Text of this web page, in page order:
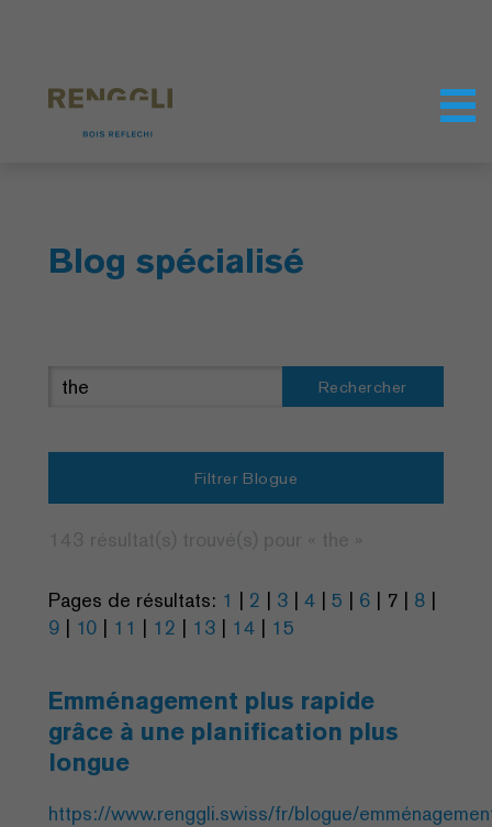
Blog spécialisé
Rechercher
Filtrer Blogue
Pages de résultats: 1 | 2 | 3 | 4 | 5 | 6 | 7 | 8 |
9 | 10 | 11 | 12 | 13 | 14 | 15
Emménagement plus rapide
grâce à une planification plus
longue
https://www.renggli.swiss/fr/blogue/